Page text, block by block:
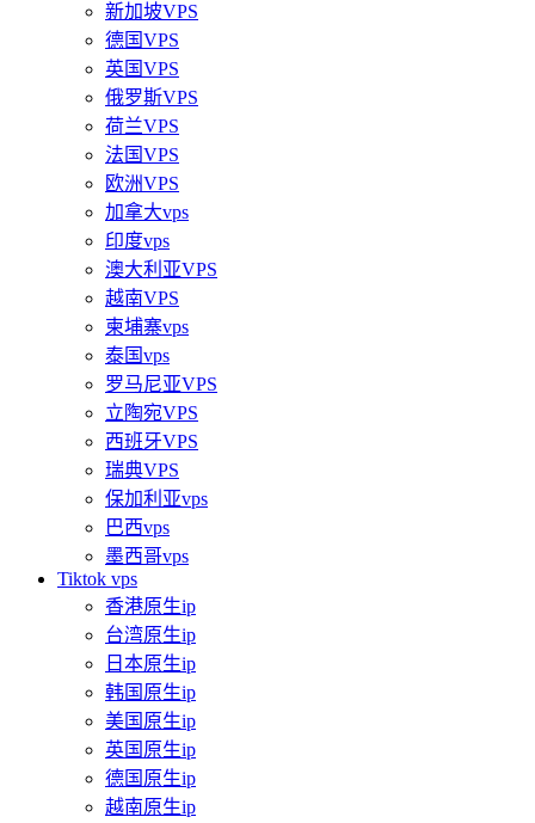
新加坡VPS
德国VPS
英国VPS
俄罗斯VPS
荷兰VPS
法国VPS
欧洲VPS
加拿大vps
印度vps
澳大利亚VPS
越南VPS
柬埔寨vps
泰国vps
罗马尼亚VPS
立陶宛VPS
西班牙VPS
瑞典VPS
保加利亚vps
巴西vps
墨西哥vps
Tiktok vps
香港原生ip
台湾原生ip
日本原生ip
韩国原生ip
美国原生ip
英国原生ip
德国原生ip
越南原生ip